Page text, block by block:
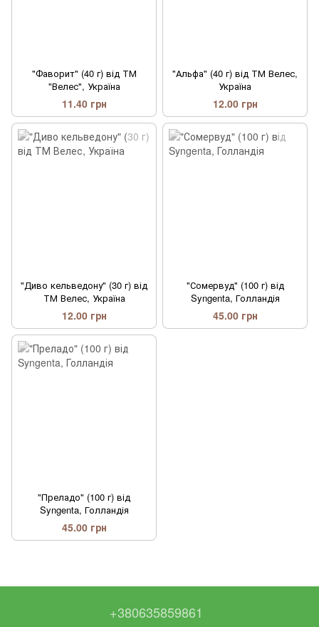
"Фаворит" (40 г) від ТМ
"Велес", Україна
11.40 грн
"Альфа" (40 г) від ТМ Велес,
Україна
12.00 грн
"Диво кельведону" (30 г) від
ТМ Велес, Україна
12.00 грн
"Сомервуд" (100 г) від
Syngenta, Голландія
45.00 грн
"Преладо" (100 г) від
Syngenta, Голландія
45.00 грн
+380635859861